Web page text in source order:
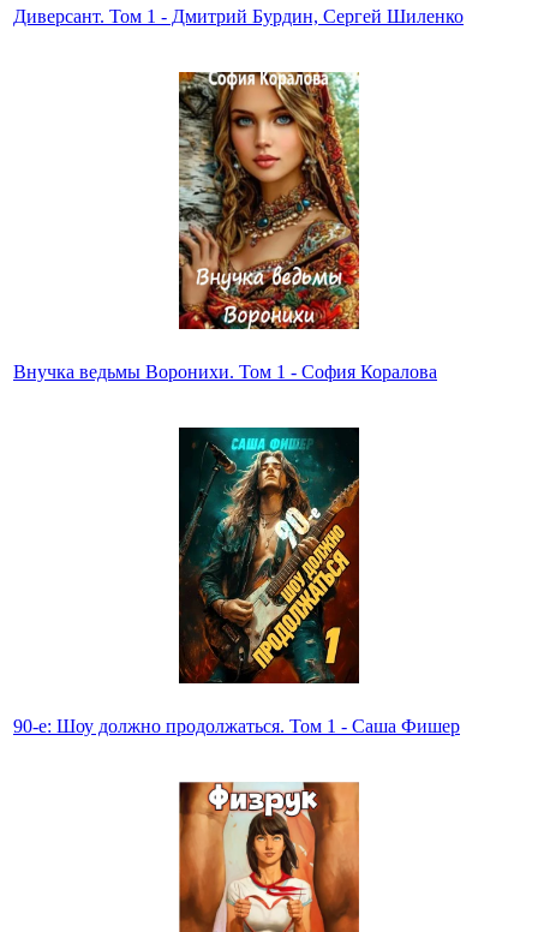
Диверсант. Том 1 - Дмитрий Бурдин, Сергей Шиленко
Внучка ведьмы Воронихи. Том 1 - София Коралова
90-е: Шоу должно продолжаться. Том 1 - Саша Фишер